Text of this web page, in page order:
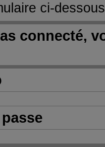
ci-
connecté,